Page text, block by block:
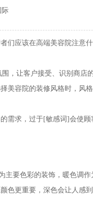
际
应该在高端美容院注意
，让客户接受、识别商店
美容院的装修风格时，风
求，过于[敏感词]会使顾
要色彩的装饰，暖色调
色更重要，深色会让人感